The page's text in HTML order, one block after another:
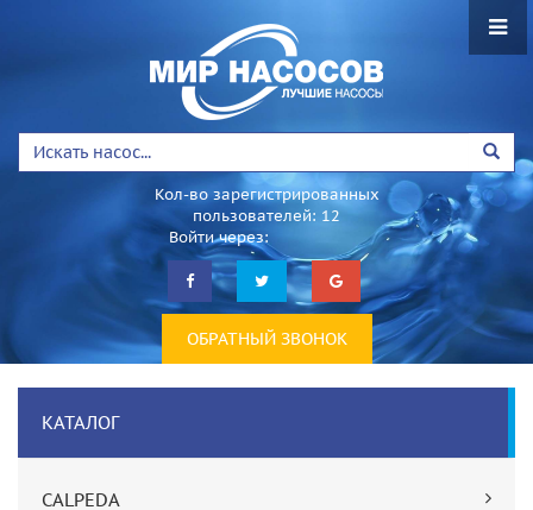
Кол-во зарегистрированных
пользователей: 12
Войти через:
ОБРАТНЫЙ ЗВОНОК
КАТАЛОГ
CALPEDA